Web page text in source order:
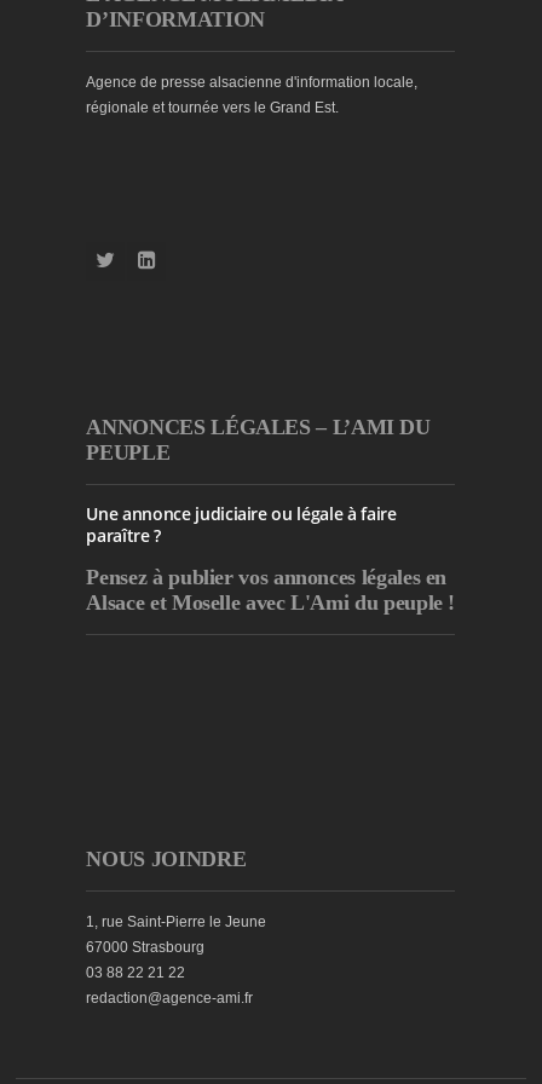
D’INFORMATION
Agence de presse alsacienne d'information locale,
régionale et tournée vers le Grand Est.
ANNONCES LÉGALES – L’AMI DU
PEUPLE
Une annonce judiciaire ou légale à faire
paraître ?
Pensez à publiervos annonces légales en
Alsace et Moselle avec L'Ami du peuple !
NOUS JOINDRE
1, rue Saint-Pierre le Jeune
67000 Strasbourg
03 88 22 21 22
redaction@agence-ami.fr